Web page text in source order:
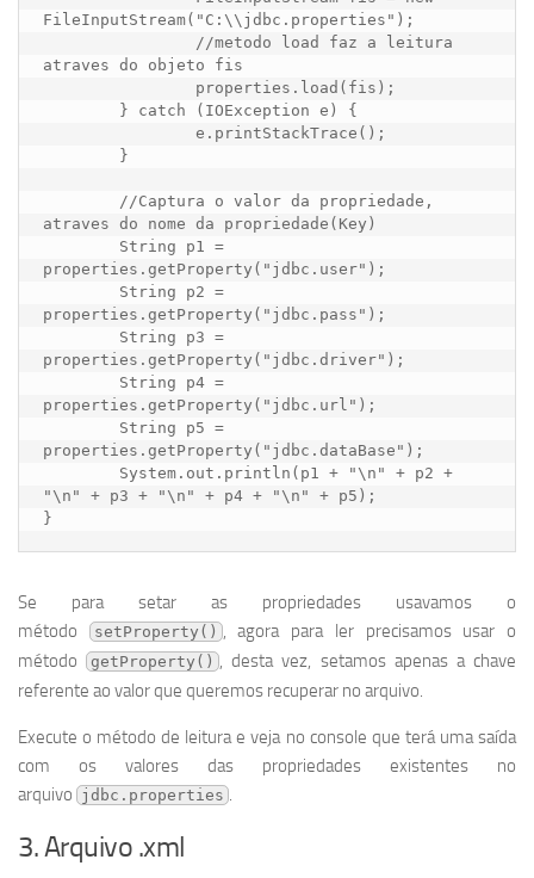
FileInputStream("C:\\jdbc.properties");
atraves do objeto fis
atraves do nome da propriedade(Key)
properties.getProperty("jdbc.user");
properties.getProperty("jdbc.pass");
properties.getProperty("jdbc.driver");
properties.getProperty("jdbc.url");
properties.getProperty("jdbc.dataBase");
"\n" + p3 + "\n" + p4 + "\n" + p5);
}
Se para setar as propriedades usavamos o
método
setProperty() , agora para ler precisamos usar o
método getProperty() , desta vez, setamos apenas a chave
referente ao valor que queremos recuperar no arquivo.
Execute o método de leitura e veja no console que terá uma saída
com os valores das propriedades existentes no
arquivo jdbc.properties .
3. Arquivo .xml